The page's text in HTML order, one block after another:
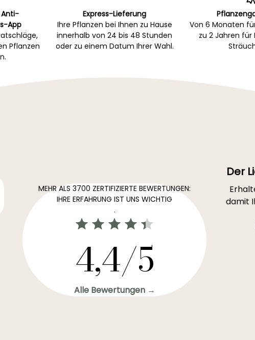
Anti-
App
Pflanzen
Express-Lieferung
Ihre Pflanzen bei Ihnen zu Hause
innerhalb von 24 bis 48 Stunden
oder zu einem Datum Ihrer Wahl.
Von 6 Monaten
zu 2 Jahren für
MEHR ALS 3700 ZERTIFIZIERTE BEWERTUNGEN:
IHRE ERFAHRUNG IST UNS WICHTIG
.
4,4/5
Alle Bewertungen →
Der
damit